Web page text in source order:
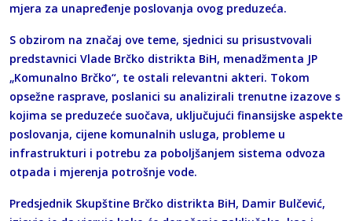
mjera za unapređenje poslovanja ovog preduzeća.
S obzirom na značaj ove teme, sjednici su prisustvovali
predstavnici Vlade Brčko distrikta BiH, menadžmenta JP
„Komunalno Brčko“, te ostali relevantni akteri. Tokom
opsežne rasprave, poslanici su analizirali trenutne izazove s
kojima se preduzeće suočava, uključujući finansijske aspekte
poslovanja, cijene komunalnih usluga, probleme u
infrastrukturi i potrebu za poboljšanjem sistema odvoza
otpada i mjerenja potrošnje vode.
Predsjednik Skupštine Brčko distrikta BiH, Damir Bulčević,